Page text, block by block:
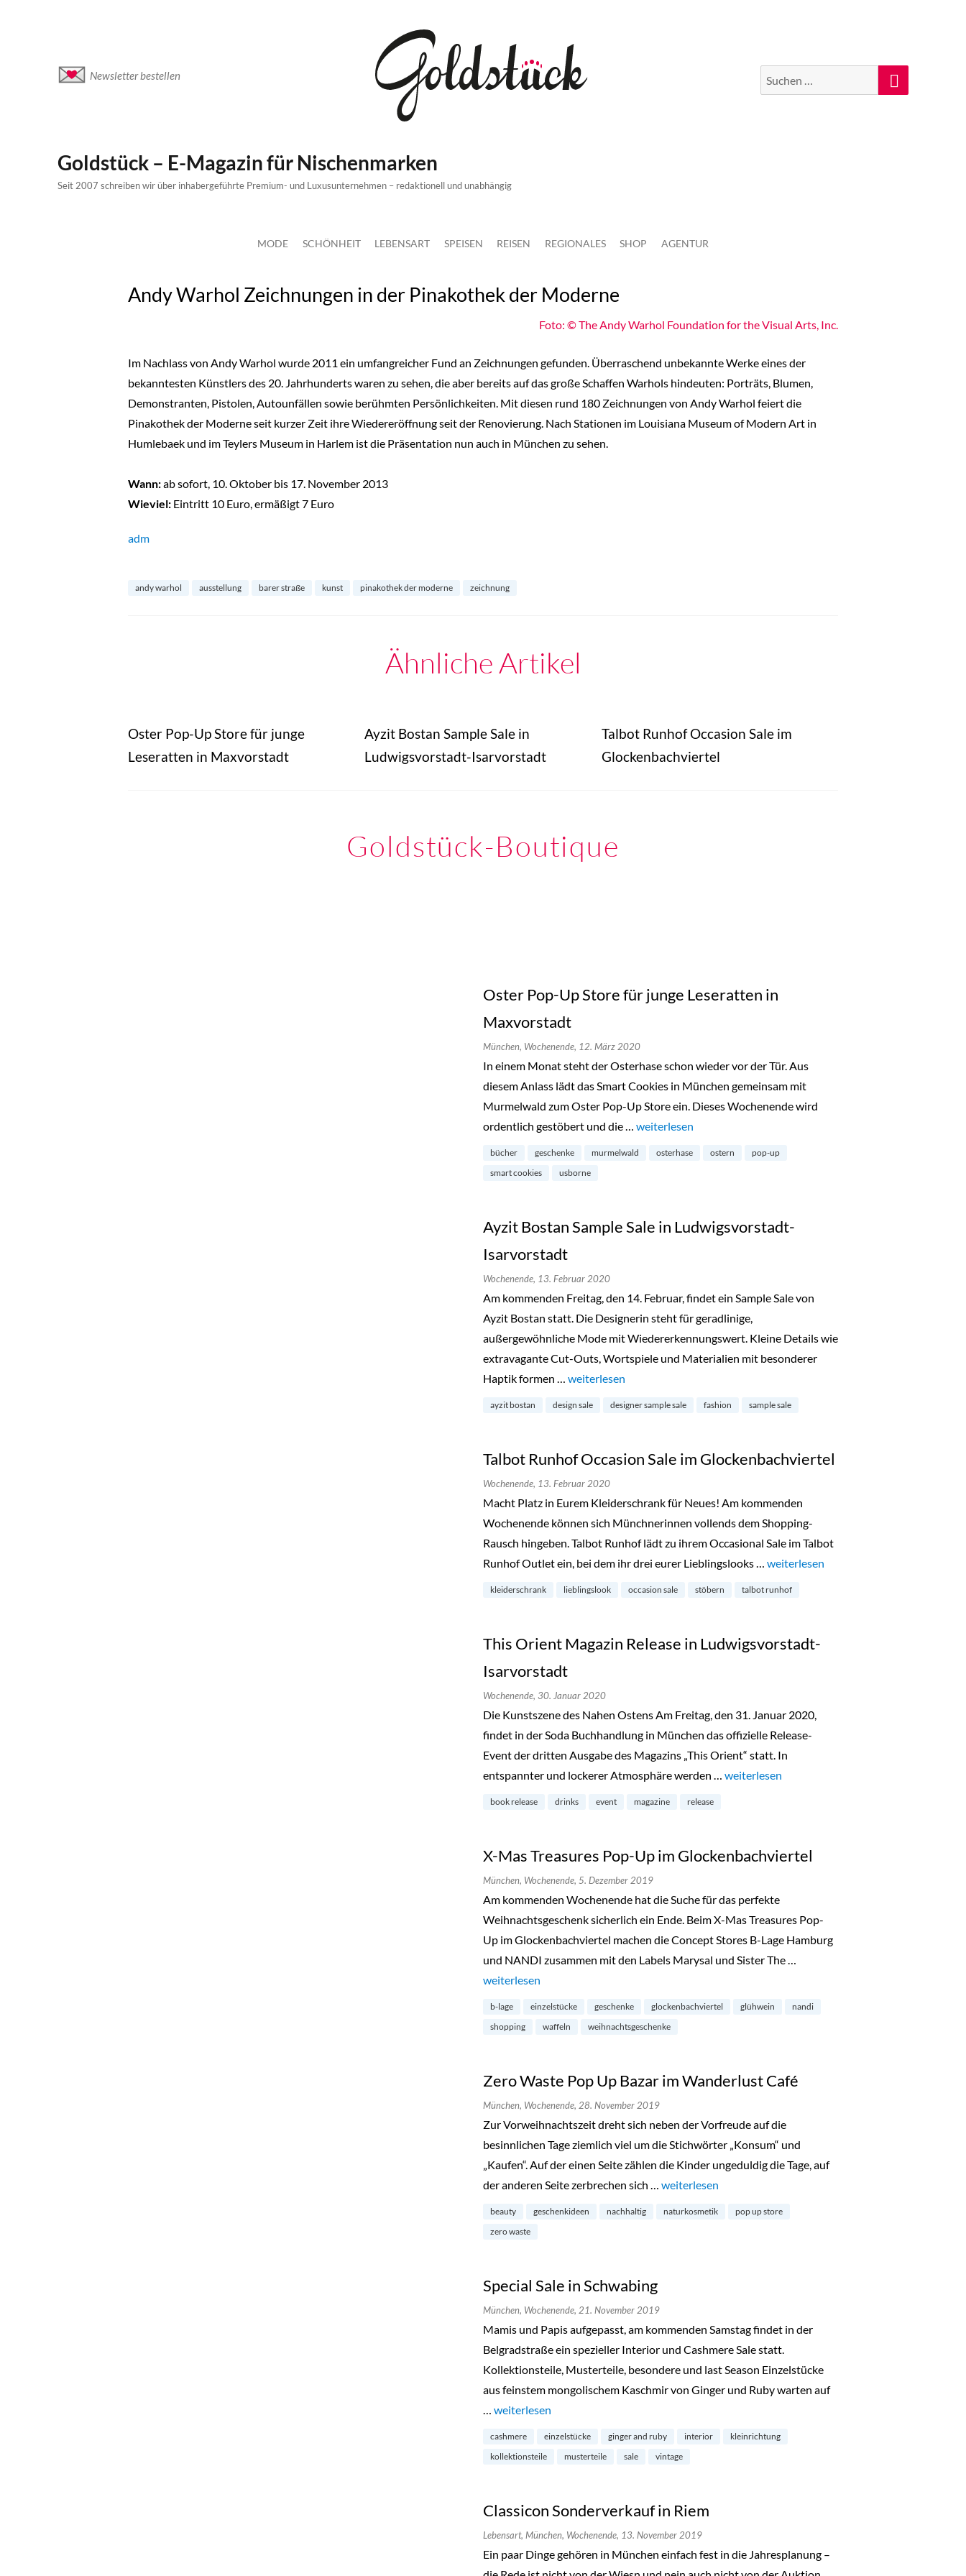
Newsletter bestellen
Suche
nach:
Suchen
Goldstück – E-Magazin für Nischenmarken
Seit 2007 schreiben wir über inhabergeführte Premium- und Luxusunternehmen – redaktionell und unabhängig
MODE SCHÖNHEIT LEBENSART SPEISEN REISEN REGIONALES SHOP AGENTUR
Andy Warhol Zeichnungen in der Pinakothek der Moderne
Foto: © The Andy Warhol Foundation for the Visual Arts, Inc.
Im Nachlass von Andy Warhol wurde 2011 ein umfangreicher Fund an Zeichnungen gefunden. Überraschend unbekannte Werke eines der
bekanntesten Künstlers des 20. Jahrhunderts waren zu sehen, die aber bereits auf das große Schaffen Warhols hindeuten: Porträts, Blumen,
Demonstranten, Pistolen, Autounfällen sowie berühmten Persönlichkeiten. Mit diesen rund 180 Zeichnungen von Andy Warhol feiert die
Pinakothek der Moderne seit kurzer Zeit ihre Wiedereröffnung seit der Renovierung. Nach Stationen im Louisiana Museum of Modern Art in
Humlebaek und im Teylers Museum in Harlem ist die Präsentation nun auch in München zu sehen.
Wann:ab sofort, 10. Oktober bis 17. November 2013
Wieviel: Eintritt 10 Euro, ermäßigt 7 Euro
adm
andy warhol ausstellung barer straße kunst pinakothek der moderne zeichnung
Ähnliche Artikel
Oster Pop-Up Store für junge
Leseratten in Maxvorstadt
Ayzit Bostan Sample Sale in
Ludwigsvorstadt-Isarvorstadt
Talbot Runhof Occasion Sale im
Glockenbachviertel
Goldstück-Boutique
Oster Pop-Up Store für junge Leseratten in
Maxvorstadt
München, Wochenende, 12. März 2020
In einem Monat steht der Osterhase schon wieder vor der Tür. Aus
diesem Anlass lädt das Smart Cookies in München gemeinsam mit
Murmelwald zum Oster Pop-Up Store ein. Dieses Wochenende wird
ordentlich gestöbert und die … „Oster Pop-Up Store für junge Leseratten in Maxvorstadt“
weiterlesen
bücher geschenke murmelwald osterhase ostern
pop-up
smart cookies
usborne
Ayzit Bostan Sample Sale in Ludwigsvorstadt-
Isarvorstadt
Wochenende, 13. Februar 2020
Am kommenden Freitag, den 14. Februar, findet ein Sample Sale von
Ayzit Bostan statt. Die Designerin steht für geradlinige,
außergewöhnliche Mode mit Wiedererkennungswert. Kleine Details wie
extravagante Cut-Outs, Wortspiele und Materialien mit besonderer
Haptik formen … „Ayzit Bostan Sample Sale in Ludwigsvorstadt-Isarvorstadt“
weiterlesen
ayzit bostan design sale designer sample sale fashion sample sale
Talbot Runhof Occasion Sale im Glockenbachviertel
Wochenende, 13. Februar 2020
Macht Platz in Eurem Kleiderschrank für Neues! Am kommenden
Wochenende können sich Münchnerinnen vollends dem Shopping-
Rausch hingeben. Talbot Runhof lädt zu ihrem Occasional Sale im Talbot
Runhof Outlet ein, bei dem ihr drei eurer Lieblingslooks … „Talbot Runhof Occasion Sale im
weiterlesen
kleiderschrank lieblingslook occasion sale stöbern talbot runhof
This Orient Magazin Release in Ludwigsvorstadt-
Isarvorstadt
Wochenende, 30. Januar 2020
Die Kunstszene des Nahen Ostens Am Freitag, den 31. Januar 2020,
findet in der Soda Buchhandlung in München das offizielle Release-
Event der dritten Ausgabe des Magazins „This Orient“ statt. In
entspannter und lockerer Atmosphäre werden … „This Orient Magazin Release in
weiterlesen
book release drinks event magazine release
X-Mas Treasures Pop-Up im Glockenbachviertel
München, Wochenende, 5. Dezember 2019
Am kommenden Wochenende hat die Suche für das perfekte
Weihnachtsgeschenk sicherlich ein Ende. Beim X-Mas Treasures Pop-
Up im Glockenbachviertel machen die Concept Stores B-Lage Hamburg
und NANDI zusammen mit den Labels Marysal und Sister The …
„X-Mas Treasures Pop-Up im Glockenbachviertel“
weiterlesen
b-lage einzelstücke geschenke glockenbachviertel glühwein
nandi
shopping
waffeln weihnachtsgeschenke
Zero Waste Pop Up Bazar im Wanderlust Café
München, Wochenende, 28. November 2019
Zur Vorweihnachtszeit dreht sich neben der Vorfreude auf die
besinnlichen Tage ziemlich viel um die Stichwörter „Konsum“ und
„Kaufen“. Auf der einen Seite zählen die Kinder ungeduldig die Tage, auf
der anderen Seite zerbrechen sich … „Zero Waste Pop Up Bazar im Wanderlust Café“
weiterlesen
beauty geschenkideen nachhaltig naturkosmetik
pop up store
zero waste
Special Sale in Schwabing
München, Wochenende, 21. November 2019
Mamis und Papis aufgepasst, am kommenden Samstag findet in der
Belgradstraße ein spezieller Interior und Cashmere Sale statt.
Kollektionsteile, Musterteile, besondere und last Season Einzelstücke
aus feinstem mongolischem Kaschmir von Ginger und Ruby warten auf
… „Special Sale in Schwabing“
weiterlesen
cashmere einzelstücke ginger and ruby interior
kleinrichtung
kollektionsteile
musterteile sale vintage
Classicon Sonderverkauf in Riem
Lebensart, München, Wochenende, 13. November 2019
Ein paar Dinge gehören in München einfach fest in die Jahresplanung –